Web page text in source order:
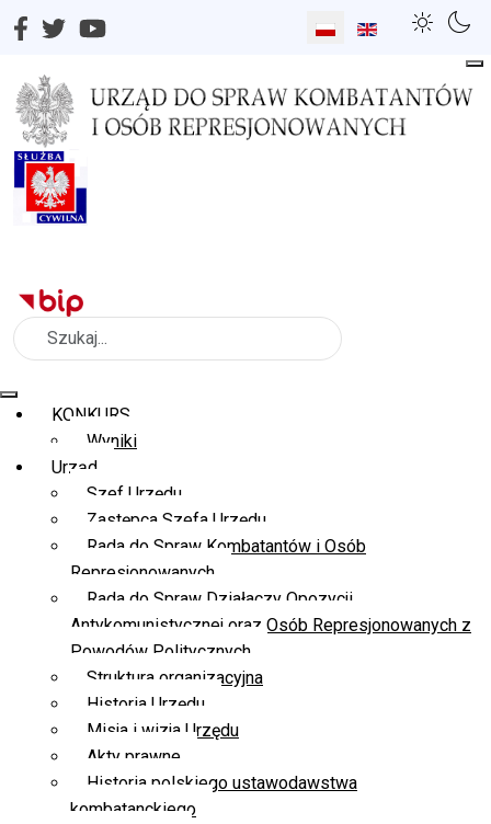
Wybierz swój język
Szukaj
KONKURS
Wyniki
Urząd
Szef Urzędu
Zastępca Szefa Urzędu
Rada do Spraw Kombatantów i Osób
Represjonowanych
Rada do Spraw Działaczy Opozycji
Antykomunistycznej oraz Osób Represjonowanych z
Powodów Politycznych
Struktura organizacyjna
Historia Urzędu
Misja i wizja Urzędu
Akty prawne
Historia polskiego ustawodawstwa
kombatanckiego